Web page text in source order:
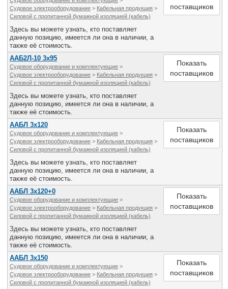
Судовое электрооборудование > Кабельная продукция >
Силовой с пропитанной бумажной изоляцией (кабель)
Здесь вы можете узнать, кто поставляет
данную позицию, имеется ли она в наличии, а
также её стоимость.
поставщиков
ААБ2Л-10 3х95
Судовое оборудование и комплектующие >
Судовое электрооборудование > Кабельная продукция >
Силовой с пропитанной бумажной изоляцией (кабель)
Здесь вы можете узнать, кто поставляет
данную позицию, имеется ли она в наличии, а
также её стоимость.
Показать
поставщиков
ААБЛ 3х120
Судовое оборудование и комплектующие >
Судовое электрооборудование > Кабельная продукция >
Силовой с пропитанной бумажной изоляцией (кабель)
Здесь вы можете узнать, кто поставляет
данную позицию, имеется ли она в наличии, а
также её стоимость.
Показать
поставщиков
ААБЛ 3х120+0
Судовое оборудование и комплектующие >
Судовое электрооборудование > Кабельная продукция >
Силовой с пропитанной бумажной изоляцией (кабель)
Здесь вы можете узнать, кто поставляет
данную позицию, имеется ли она в наличии, а
также её стоимость.
Показать
поставщиков
ААБЛ 3х150
Судовое оборудование и комплектующие >
Судовое электрооборудование > Кабельная продукция >
Силовой с пропитанной бумажной изоляцией (кабель)
Показать
поставщиков